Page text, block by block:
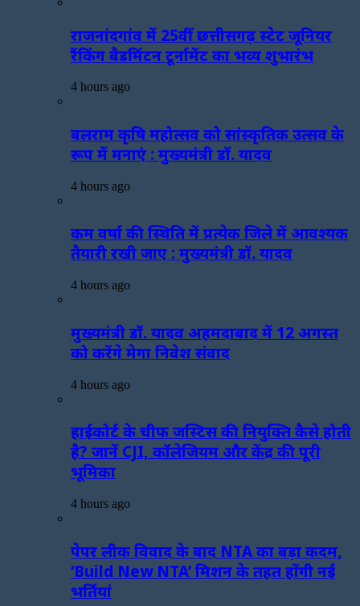
राजनांदगांव में 25वीं छत्तीसगढ़ स्टेट जूनियर
रैंकिंग बैडमिंटन टूर्नामेंट का भव्य शुभारंभ
4 hours ago
बलराम कृषि महोत्सव को सांस्कृतिक उत्सव के
रूप में मनाएं : मुख्यमंत्री डॉ. यादव
4 hours ago
कम वर्षा की स्थिति में प्रत्येक जिले में आवश्यक
तैयारी रखी जाए : मुख्यमंत्री डॉ. यादव
4 hours ago
मुख्यमंत्री डॉ. यादव अहमदाबाद में 12 अगस्त
को करेंगे मेगा निवेश संवाद
4 hours ago
हाईकोर्ट के चीफ जस्टिस की नियुक्ति कैसे होती
है? जानें CJI, कॉलेजियम और केंद्र की पूरी
भूमिका
4 hours ago
पेपर लीक विवाद के बाद NTA का बड़ा कदम,
‘Build New NTA’ मिशन के तहत होंगी नई
भर्तियां